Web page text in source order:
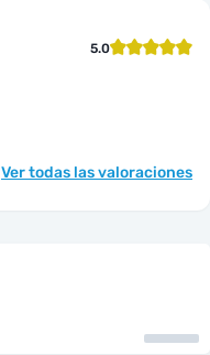
5.0
Ver todas las valoraciones